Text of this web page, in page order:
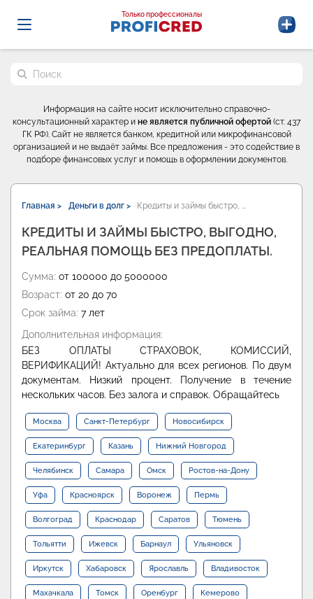
Probrokery - Только профессионалы
Только профессионалы
Поиск по сайту
Информация на сайте носит исключительно справочно-
консультационный характер и не является публичной офертой (ст. 437
ГК РФ). Сайт не является банком, кредитной или микрофинансовой
организацией и не выдаёт займы. Все предложения - это содействие в
подборе финансовых услуг и помощь в оформлении документов.
Главная > Деньги в долг > Кредиты и займы быстро, …
КРЕДИТЫ И ЗАЙМЫ БЫСТРО, ВЫГОДНО,
РЕАЛЬНАЯ ПОМОЩЬ БЕЗ ПРЕДОПЛАТЫ.
Сумма: от 100000 до 5000000
Возраст: от 20 до 70
Срок займа: 7 лет
Дополнительная информация:
БЕЗ ОПЛАТЫ СТРАХОВОК, КОМИССИЙ,
ВЕРИФИКАЦИЙ! Актуально для всех регионов. По двум
документам. Низкий процент. Получение в течение
нескольких часов. Без залога и справок. Обращайтесь
Москва Санкт-Петербург Новосибирск
Екатеринбург Казань Нижний Новгород
Челябинск Самара Омск Ростов-на-Дону
Уфа Красноярск Воронеж Пермь
Волгоград Краснодар Саратов Тюмень
Тольятти Ижевск Барнаул Ульяновск
Иркутск Хабаровск Ярославль Владивосток
Махачкала Томск Оренбург Кемерово